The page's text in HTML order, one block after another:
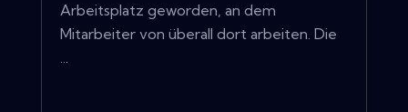
Arbeitsplatz geworden, an dem
Mitarbeiter von überall dort arbeiten. Die
...